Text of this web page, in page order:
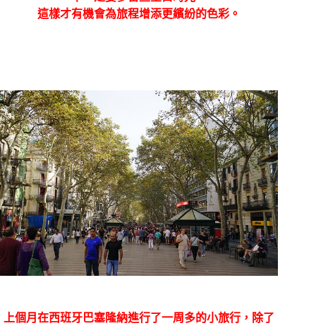
這樣才有機會為旅程增添更繽紛的色彩。
上個月在西班牙巴塞隆納進行了一周多的小旅行，除了